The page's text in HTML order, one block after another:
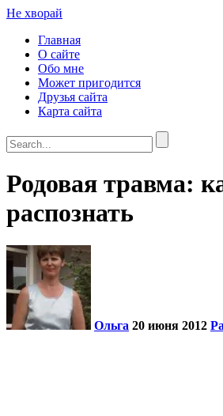
Не хворай
Главная
О сайте
Обо мне
Может пригодится
Друзья сайта
Карта сайта
Родовая травма:
распознать
Ольга 20 июня 2012